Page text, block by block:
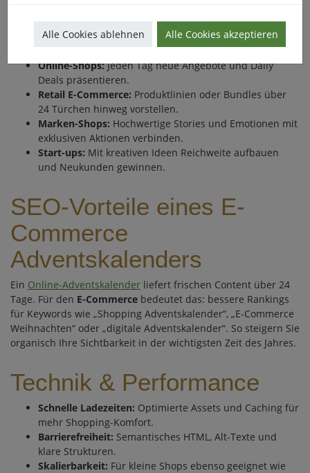
Adventskalender
Online-Shops:Jeden Tag neue Angebote und Daily
Deals präsentieren.
Retail E-Commerce: Produktlinien oder Bundles über
24 Türchen hinweg vorstellen.
Marken-Shops: Hochwertige Stories und Emotionen mit
exklusiven Aktionen verbinden.
Start-ups: Mit kreativen Ideen Reichweite aufbauen
und Neukunden gewinnen.
SEO-Vorteile eines E-
Commerce
Adventskalenders
Ein Online-Adventskalender liefert frischen Content über 24
Tage. Für den E-Commerce bedeutet das: bessere Rankings
für Keywords wie „Shopping Adventskalender“, „E-Commerce
Weihnachten“ oder „digitale Adventskalender“. So steigern Sie
organisch Ihre Sichtbarkeit in der wichtigsten Zeit des Jahres.
Technik & Performance
Schnelle Ladezeiten: Optimierte Assets und Caching für
mehr Shopping-Komfort.
Barrierefreiheit: Semantisches HTML, Alt-Texte und
klare Strukturen.
Skalierbarkeit: Für kleine Shops ebenso geeignet wie
Alle Cookies ablehnen Alle Cookies akzeptieren